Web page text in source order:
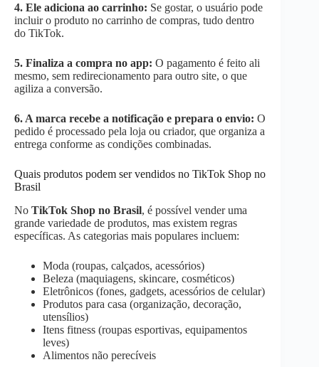
4. Ele adiciona ao carrinho: Se gostar, o usuário pode
incluir o produto no carrinho de compras, tudo dentro
do TikTok.
5. Finaliza a compra no app: O pagamento é feito ali
mesmo, sem redirecionamento para outro site, o que
agiliza a conversão.
6. A marca recebe a notificação e prepara o envio: O
pedido é processado pela loja ou criador, que organiza a
entrega conforme as condições combinadas.
Quais produtos podem ser vendidos no TikTok Shop no
Brasil
No TikTok Shop no Brasil, é possível vender uma
grande variedade de produtos, mas existem regras
específicas. As categorias mais populares incluem:
Moda (roupas, calçados, acessórios)
Beleza (maquiagens, skincare, cosméticos)
Eletrônicos (fones, gadgets, acessórios de celular)
Produtos para casa (organização, decoração,
utensílios)
Itens fitness (roupas esportivas, equipamentos
leves)
Alimentos não perecíveis